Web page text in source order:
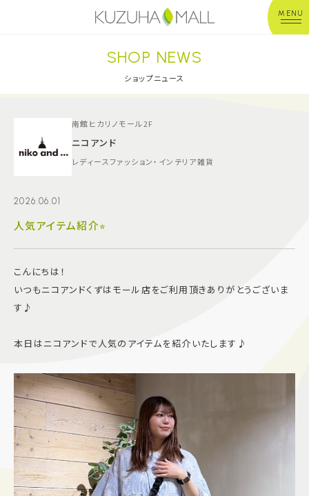
MENU
年中無休平 日：10:00~20:00
※店舗により異なる
ショップガイド
グルメ＆フード
イベント
キッズ＆ベビー
よくあるご質問
スタッフ募集
サイトマップ
プライバシーポリシー
Follow US
SHOP NEWS
ショップニュース
南館ヒカリノモール2F
ニコアンド
レディースファッション・インテリア雑貨
2026.06.01
人気アイテム紹介⭐︎
こんにちは！
いつもニコアンドくずはモール店をご利用頂きありがとうございま
す♪
本日はニコアンドで人気のアイテムを紹介いたします♪